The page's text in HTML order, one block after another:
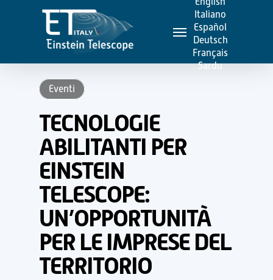
content
Menu
Italiano
Español
Deutsch
Français
Sardu
Eventi
TECNOLOGIE
ABILITANTI PER
EINSTEIN
TELESCOPE:
UN’OPPORTUNITÀ
PER LE IMPRESE DEL
TERRITORIO